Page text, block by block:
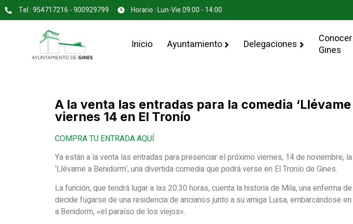
Tel : 954717216 - 900929799 Horario : Lun-Vie 09:00 - 14:00
Inicio Ayuntamiento Delegaciones
Conocer
Gines
A la venta las entradas para la comedia
viernes 14 en El Tronío
COMPRA TU ENTRADA AQUÍ
Ya están a la venta las entradas para presenciar el próximo viernes, 14 de noviembre,
‘Llévame a Benidorm’, una divertida comedia que podrá verse en El Tronío de Gines.
La función, que tendrá lugar a las 20.30 horas, cuenta la historia de Mila, una enferma
decide fugarse de una residencia de ancianos junto a su amiga Luisa, embarcándose
a Benidorm, «el paraíso de los viejos».